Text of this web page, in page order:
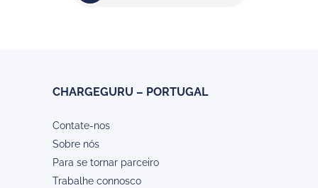
CHARGEGURU – PORTUGAL
Contate-nos
Sobre nós
Para se tornar parceiro
Trabalhe connosco